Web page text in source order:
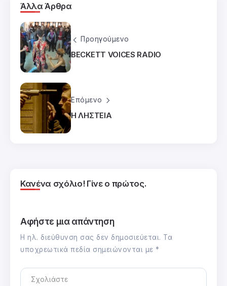
Άλλα Άρθρα
Προηγούμενο
BECKETT VOICES RADIO
Επόμενο
Η ΛΗΣΤΕΙΑ
Κανένα σχόλιο! Γίνε ο πρώτος.
Αφήστε μια απάντηση
Η ηλ. διεύθυνση σας δεν δημοσιεύεται. Τα
υποχρεωτικά πεδία σημειώνονται με *